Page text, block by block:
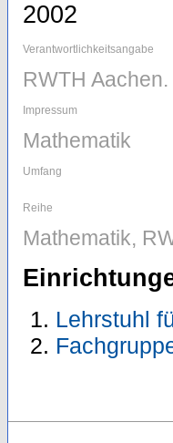
2002
Verantwortlichkeitsangabe
RWTH
Impressum
Mathematik
Umfang
Reihe
Mathematik,
Lehrstuhl